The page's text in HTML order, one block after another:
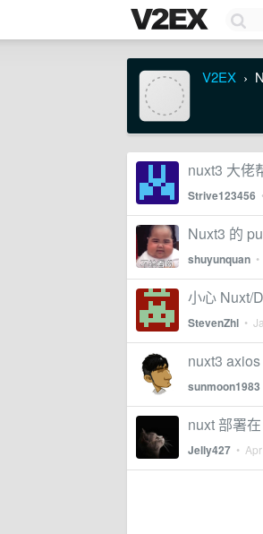
V2EX ›
nuxt3 大佬
Strive123456
Nuxt3 的
shuyunquan •
小心 Nuxt/
StevenZhl •
nuxt3
sunmoon1983
nuxt 部署
Jelly427 •